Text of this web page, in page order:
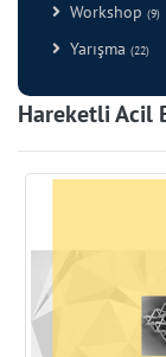
Workshop (9)
Yarışma (22)
Hareketli Acil